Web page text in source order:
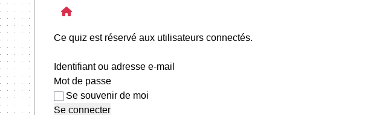
Ce quiz est réservé aux utilisateurs connectés.
Identifiant ou adresse e-mail
Mot de passe
Se souvenir de moi